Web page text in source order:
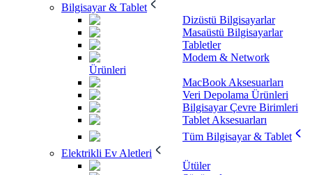
Bilgisayar & Tablet
Dizüstü Bilgisayarlar
Masaüstü Bilgisayarlar
Tabletler
Modem & Network
Ürünleri
MacBook Aksesuarları
Veri Depolama Ürünleri
Bilgisayar Çevre Birimleri
Tablet Aksesuarları
Tüm Bilgisayar & Tablet
Elektrikli Ev Aletleri
Ütüler